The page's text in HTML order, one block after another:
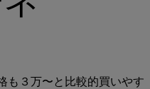
も３万〜と比較的買いやす